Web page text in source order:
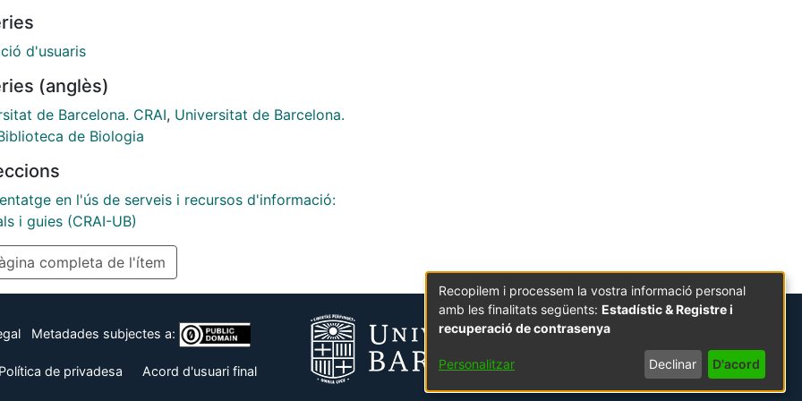
2445/215521
d'usuaris
(anglès)
de Barcelona. CRAI, Universitat de Barcelona.
de Biologia
en l'ús de serveis i recursos d'informació:
i guies (CRAI-UB)
completa de l'ítem
Metadades subjectes a:
Política de privadesa Acord d'usuari final
Recopilem i processem la vostra informació personal
amb les finalitats següents: Estadístic & Registre i
recuperació de contrasenya
Personalitzar Declinar D'acord